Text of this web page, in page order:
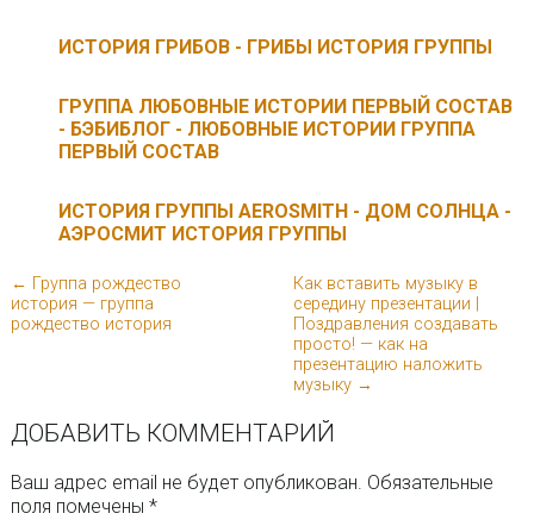
ИСТОРИЯ ГРИБОВ - ГРИБЫ ИСТОРИЯ ГРУППЫ
ГРУППА ЛЮБОВНЫЕ ИСТОРИИ ПЕРВЫЙ СОСТАВ
- БЭБИБЛОГ - ЛЮБОВНЫЕ ИСТОРИИ ГРУППА
ПЕРВЫЙ СОСТАВ
ИСТОРИЯ ГРУППЫ AEROSMITH - ДОМ СОЛНЦА -
АЭРОСМИТ ИСТОРИЯ ГРУППЫ
← Группа рождество
история — группа
рождество история
Как вставить музыку в
середину презентации |
Поздравления создавать
просто! — как на
презентацию наложить
музыку →
ДОБАВИТЬ КОММЕНТАРИЙ
Ваш адрес email не будет опубликован. Обязательные
поля помечены *